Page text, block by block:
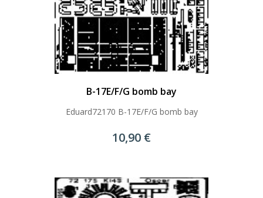
B-17E/F/G bomb bay
Eduard72170 B-17E/F/G bomb bay
10,90 €